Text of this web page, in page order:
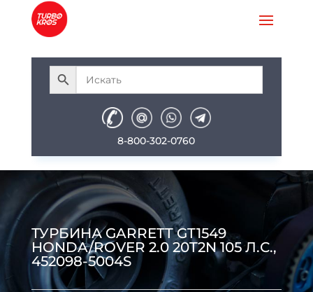
8-800-302-0760
ТУРБИНА GARRETT GT1549
HONDA/ROVER 2.0 20T2N 105 Л.С.,
452098-5004S